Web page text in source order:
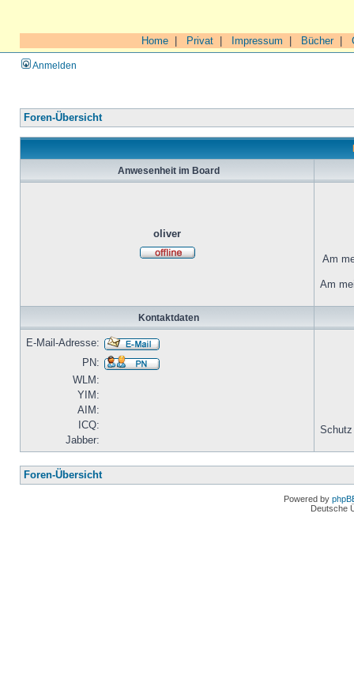
Home Privat Impressum Bücher|
Anmelden
Foren-Übersicht
Anwesenheit im Board
oliver
Am
Am
Kontaktdaten
E-Mail-Adresse:
PN:
WLM:
YIM:
AIM:
ICQ:
Jabber:
Schutz
Foren-Übersicht
Powered by
Deutsche